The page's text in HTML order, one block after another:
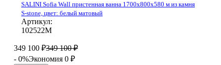
SALINI Sofia Wall пристенная ванна 1700х800х580 м из камня
S-stone, цвет: белый матовый
Артикул:
102522М
349 100 ₽349 100 ₽
- 0%Экономия 0 ₽